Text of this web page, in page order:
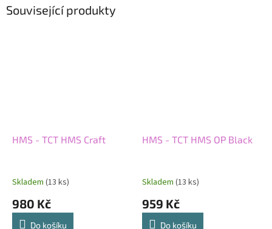
Související produkty
HMS - TCT HMS Craft
Skladem (13 ks)
980 Kč
Do košíku
HMS - TCT HMS OP Black
Skladem (13 ks)
959 Kč
Do košíku